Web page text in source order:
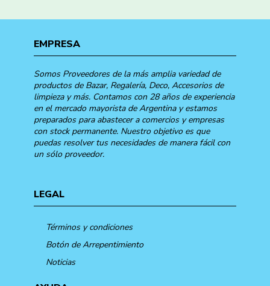
EMPRESA
Somos Proveedores de la más amplia variedad de
productos de Bazar, Regalería, Deco, Accesorios de
limpieza y más. Contamos con 28 años de experiencia
en el mercado mayorista de Argentina y estamos
preparados para abastecer a comercios y empresas
con stock permanente. Nuestro objetivo es que
puedas resolver tus necesidades de manera fácil con
un sólo proveedor.
LEGAL
Términos y condiciones
Botón de Arrepentimiento
Noticias